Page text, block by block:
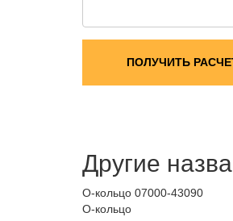
ПОЛУЧИТЬ
Другие
О-кольцо 07000-43090
О-кольцо